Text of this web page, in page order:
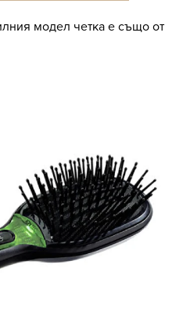
модел четка е също от